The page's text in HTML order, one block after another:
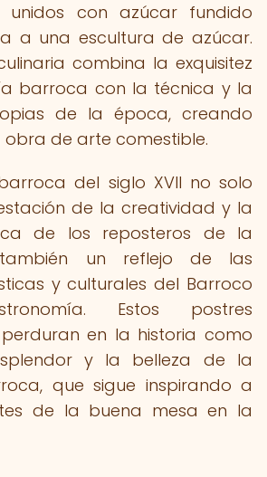
unidos con azúcar fundido
a una escultura de azúcar.
combina la exquisitez
barroca con la técnica y la
de la época, creando
de arte comestible.
del siglo XVII no solo
de la creatividad y la
de los reposteros de la
un reflejo de las
y culturales del Barroco
Estos postres
en la historia como
y la belleza de la
que sigue inspirando a
de la buena mesa en la